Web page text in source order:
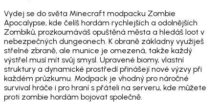
Vydej se do světa Minecraft modpacku Zombie
Apocalypse, kde čelíš hordám rychlejších a odolnějších
Zombíků, prozkoumáváš opuštěná města a hledáš loot v
nebezpečných dungeonech. K obraně základny využiješ
střelné zbraně, ale munice je omezená, takže každý
výstřel musí mít svůj smysl. Upravené biomy, vlastní
struktury a dynamické prostředí přinášejí nové výzvy při
každém průzkumu. Modpack je vhodný pro náročné
survival hráče i pro hraní s přáteli na serveru, kde můžete
proti zombie hordám bojovat společně.